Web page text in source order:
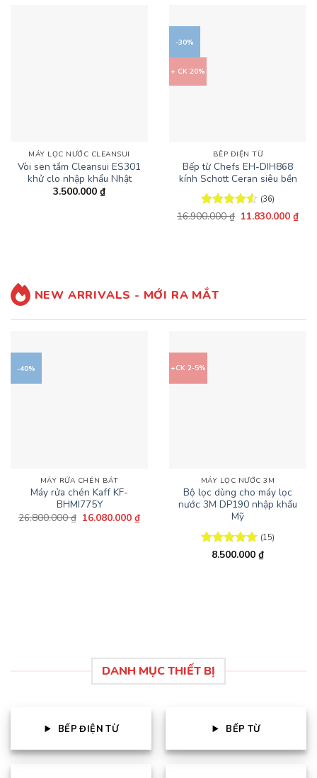
MÁY LỌC NƯỚC CLEANSUI
Vòi sen tắm Cleansui ES301
khử clo nhập khẩu Nhật
3.500.000 ₫
-30%
+ CK 20%
BẾP ĐIỆN TỪ
Bếp từ Chefs EH-DIH868
kính Schott Ceran siêu bền
Được xếp
(36)
16.900.000₫ Giá
11.830.000₫Giá
NEW ARRIVALS - MỚI RA MẮT
-40%
MÁY RỬA CHÉN BÁT
Máy rửa chén Kaff KF-
BHMI775Y
26.800.000₫ Giá
16.080.000₫Giá
+CK 2-5%
MÁY LỌC NƯỚC 3M
Bộ lọc dùng cho máy lọc
nước 3M DP190 nhập khẩu
Mỹ
Được xếp
(15)
8.500.000 ₫
DANH MỤC THIẾT BỊ
BẾP ĐIỆN TỪ BẾP TỪ